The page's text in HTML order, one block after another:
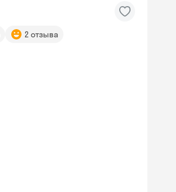
2 отзыва